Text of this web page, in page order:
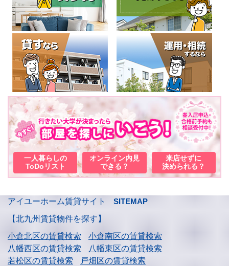
一人暮らしの
ToDoリスト
オンライン内見
できる？
来店せずに
決められる？
アイユーホーム賃貸サイト
SITEMAP
【北九州賃貸物件を探す】
小倉北区の賃貸検索
小倉南区の賃貸検索
八幡西区の賃貸検索
八幡東区の賃貸検索
若松区の賃貸検索
戸畑区の賃貸検索